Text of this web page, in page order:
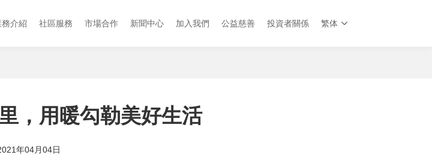
務介紹 社區服務 市場合作 新聞中心 加入我們 公益慈善 投資者關係 繁体
，用暖勾勒美好生活
年04月04日